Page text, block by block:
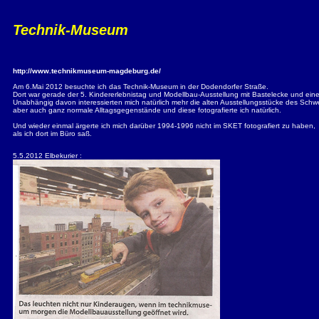
Technik-Museum
http://www.technikmuseum-magdeburg.de/
Am 6.Mai 2012 besuchte ich das Technik-Museum in der Dodendorfer Straße.
Dort war gerade der 5. Kindererlebnistag und Modellbau-Ausstellung mit Bastelecke und
Unabhängig davon interessierten mich natürlich mehr die alten Ausstellungsstücke des
aber auch ganz normale Alltagsgegenstände und diese fotografierte ich natürlich.
Und wieder einmal ärgerte ich mich darüber 1994-1996 nicht im SKET fotografiert zu haben,
als ich dort im Büro saß.
5.5.2012 Elbekurier :